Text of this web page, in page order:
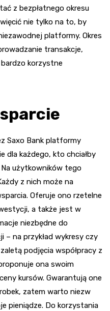
z bezpłatnego okresu
nie tylko na to, by
platformy. Okres
transakcje,
korzystne
Saxo Bank platformy
dla każdego, kto chciałby
użytkowników tego
z nich może na
Oferuje ono rzetelne
a także jest w
niezbędne do
– na przykład wykresy czy
podjęcia współpracy z
ona swoim
kursów. Gwarantują one
zatem warto niezw
pieniądze. Do korzystania